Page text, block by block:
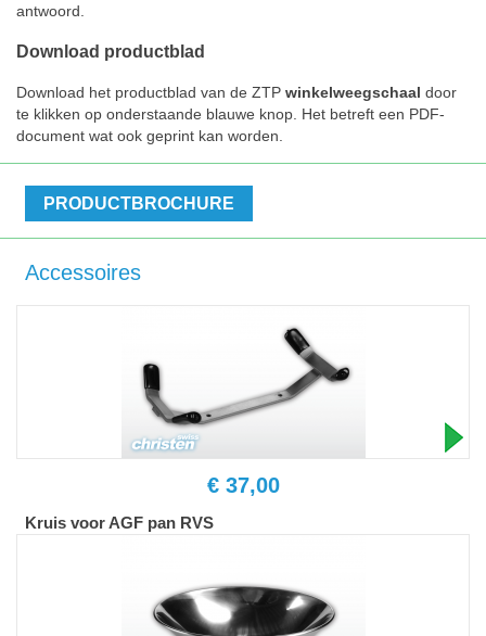
antwoord.
Download productblad
Download het productblad van de ZTP winkelweegschaal door
te klikken op onderstaande blauwe knop. Het betreft een PDF-
document wat ook geprint kan worden.
PRODUCTBROCHURE
Accessoires
€ 37,00
Kruis voor AGF pan RVS